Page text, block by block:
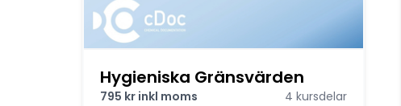
Hygieniska Gränsvärden
795 kr inkl moms 4 kursdelar